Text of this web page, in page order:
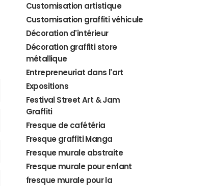
Customisation artistique
Customisation graffiti véhicule
Décoration d'intérieur
Décoration graffiti store
métallique
Entrepreneuriat dans l'art
Expositions
Festival Street Art & Jam
Graffiti
Fresque de cafétéria
Fresque graffiti Manga
Fresque murale abstraite
Fresque murale pour enfant
fresque murale pour la